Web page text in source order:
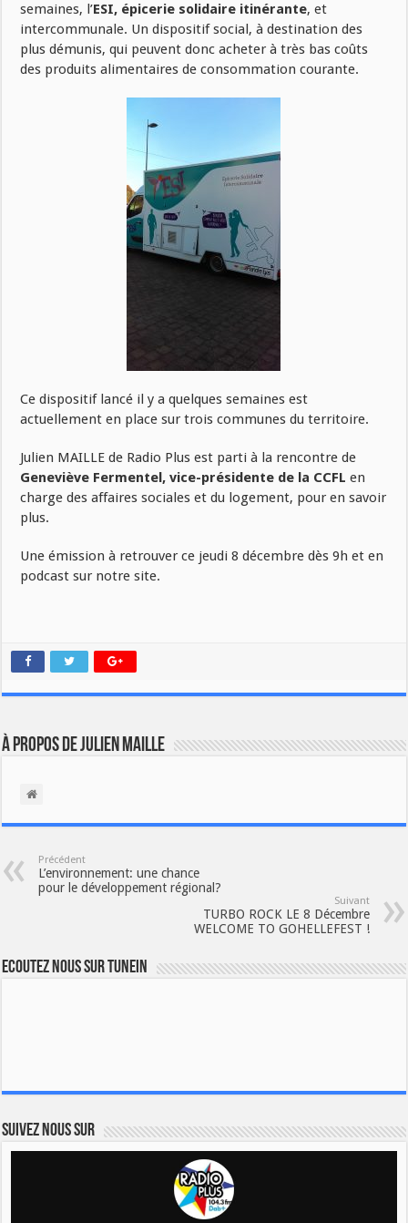
semaines, l’ESI, épicerie solidaire itinérante, et
intercommunale. Un dispositif social, à destination des
plus démunis, qui peuvent donc acheter à très bas coûts
des produits alimentaires de consommation courante.
Ce dispositif lancé il y a quelques semaines est
actuellement en place sur trois communes du territoire.
Julien MAILLE de Radio Plus est parti à la rencontre de
Geneviève Fermentel, vice-présidente de la CCFL en
charge des affaires sociales et du logement, pour en savoir
plus.
Une émission à retrouver ce jeudi 8 décembre dès 9h et en
podcast sur notre site.
À propos de Julien Maille
Précédent
L’environnement: une chance
pour le développement régional?
Suivant
TURBO ROCK LE 8 Décembre
WELCOME TO GOHELLEFEST !
Ecoutez nous sur TuneIn
Suivez nous sur